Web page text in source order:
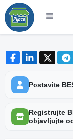
Postavite
Registrujte
objavljujte